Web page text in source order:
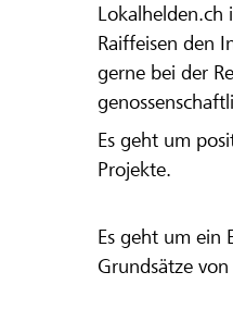
Lokalhelden.ch
Raiffeisen den
gerne bei der
Es geht um
Projekte.
Es geht um ein
Grundsätze